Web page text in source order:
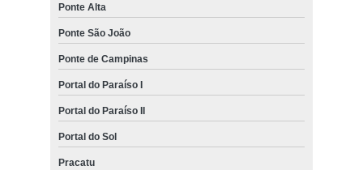
Ponte Alta
Ponte São João
Ponte de Campinas
Portal do Paraíso I
Portal do Paraíso II
Portal do Sol
Pracatu